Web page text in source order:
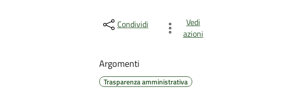
Condividi
Vedi
azioni
Argomenti
Trasparenza amministrativa